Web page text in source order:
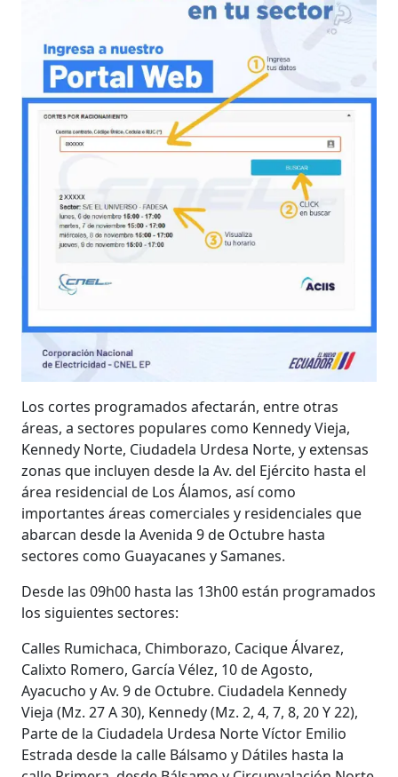
Los cortes programados afectarán, entre otras
áreas, a sectores populares como Kennedy Vieja,
Kennedy Norte, Ciudadela Urdesa Norte, y extensas
zonas que incluyen desde la Av. del Ejército hasta el
área residencial de Los Álamos, así como
importantes áreas comerciales y residenciales que
abarcan desde la Avenida 9 de Octubre hasta
sectores como Guayacanes y Samanes.
Desde las 09h00 hasta las 13h00 están programados
los siguientes sectores:
Calles Rumichaca, Chimborazo, Cacique Álvarez,
Calixto Romero, García Vélez, 10 de Agosto,
Ayacucho y Av. 9 de Octubre. Ciudadela Kennedy
Vieja (Mz. 27 A 30), Kennedy (Mz. 2, 4, 7, 8, 20 Y 22),
Parte de la Ciudadela Urdesa Norte Víctor Emilio
Estrada desde la calle Bálsamo y Dátiles hasta la